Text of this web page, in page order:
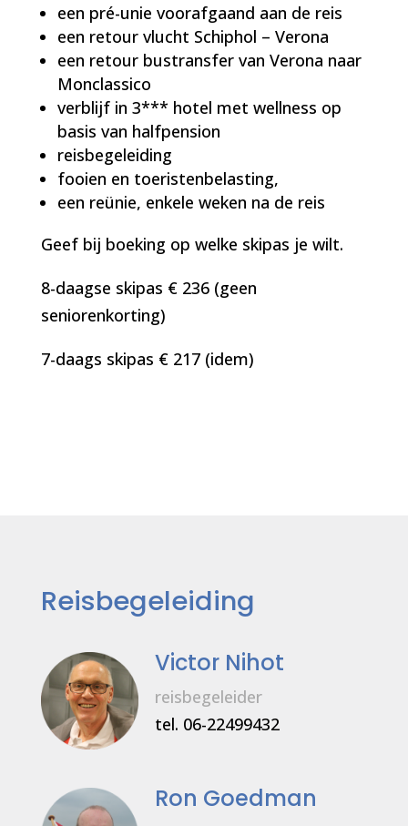
een pré-unie voorafgaand aan de reis
een retour vlucht Schiphol – Verona
een retour bustransfer van Verona naar
Monclassico
verblijf in 3*** hotel met wellness op
basis van halfpension
reisbegeleiding
fooien en toeristenbelasting,
een reünie, enkele weken na de reis
Geef bij boeking op welke skipas je wilt.
8-daagse skipas € 236 (geen
seniorenkorting)
7-daags skipas € 217 (idem)
Reisbegeleiding
Victor Nihot
reisbegeleider
tel. 06-22499432
Ron Goedman